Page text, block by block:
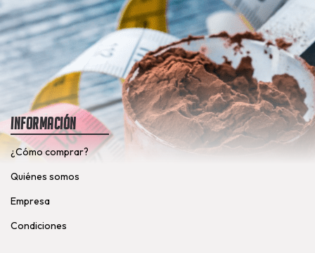
Información
¿Cómo comprar?
Quiénes somos
Empresa
Condiciones